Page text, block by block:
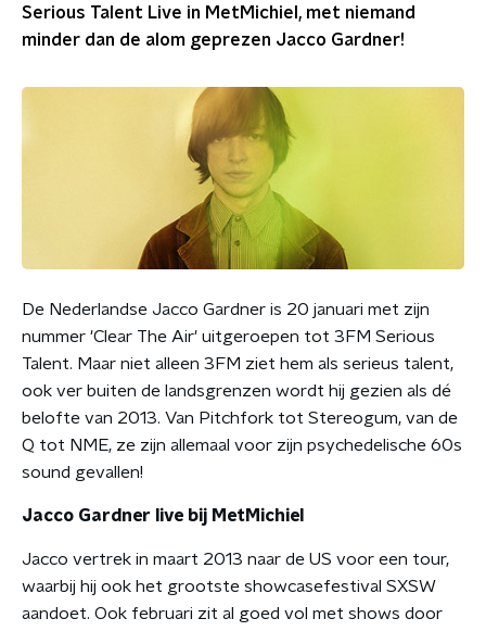
Serious Talent Live in MetMichiel, met niemand
minder dan de alom geprezen Jacco Gardner!
De Nederlandse Jacco Gardner is 20 januari met zijn
nummer 'Clear The Air' uitgeroepen tot 3FM Serious
Talent. Maar niet alleen 3FM ziet hem als serieus talent,
ook ver buiten de landsgrenzen wordt hij gezien als dé
belofte van 2013. Van Pitchfork tot Stereogum, van de
Q tot NME, ze zijn allemaal voor zijn psychedelische 60s
sound gevallen!
Jacco Gardner live bij MetMichiel
Jacco vertrek in maart 2013 naar de US voor een tour,
waarbij hij ook het grootste showcasefestival SXSW
aandoet. Ook februari zit al goed vol met shows door